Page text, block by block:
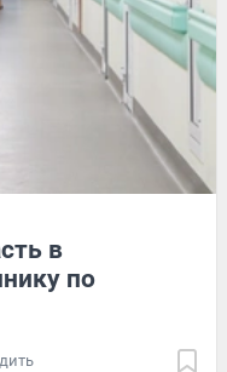
в
по